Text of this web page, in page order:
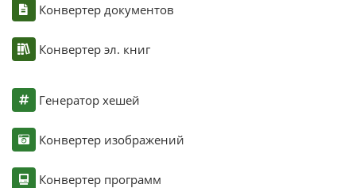
Конвертер документов
Конвертер эл. книг
Генератор хешей
Конвертер изображений
Конвертер программ